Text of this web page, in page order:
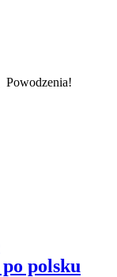
Powodzenia!
polsku